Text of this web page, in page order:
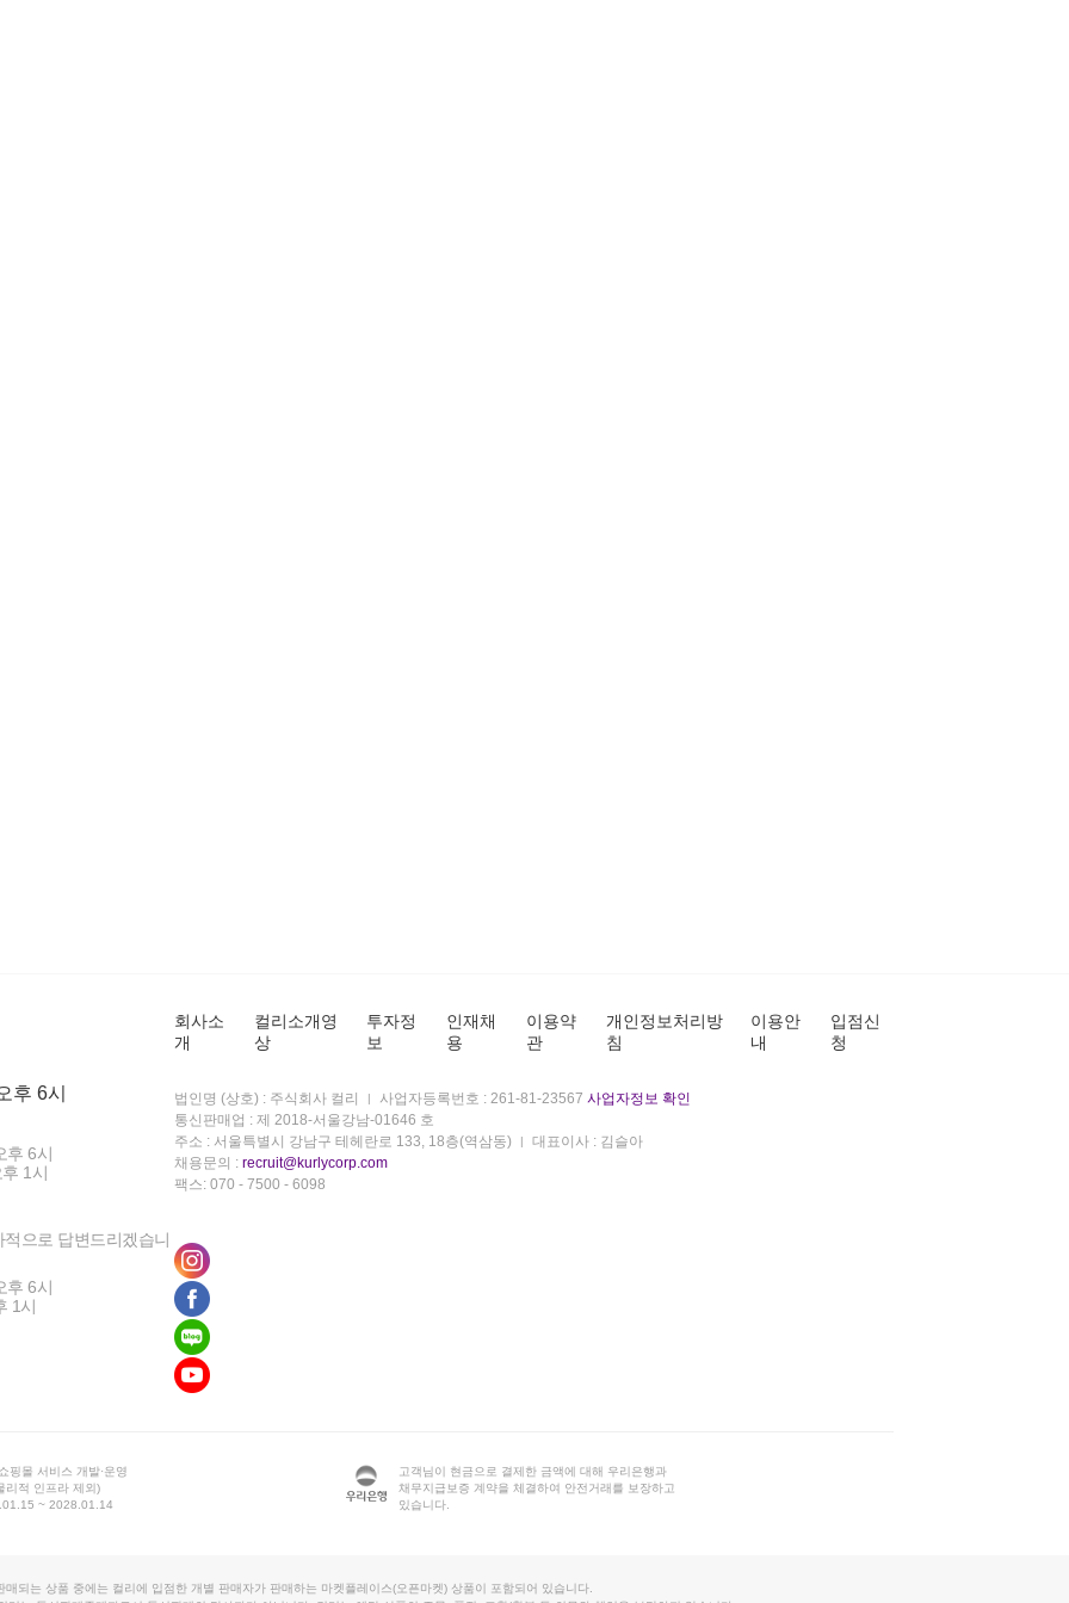
후 6시
후 6시
1시
으로 답변드리겠습니
후 6시
1시
회사소
개
컬리소개영
상
투자정
보
인재채
용
이용약
관
개인정보처리방
침
이용안
내
입점신
청
법인명 (상호) : 주식회사 컬리 사업자등록번호 : 261-81-23567 사업자정보 확인
통신판매업 : 제 2018-서울강남-01646 호
주소 : 서울특별시 강남구 테헤란로 133, 18층(역삼동)
대표이사 : 김슬아
채용문의 : recruit@kurlycorp.com
팩스: 070 - 7500 - 6098
핑몰 서비스 개발·운영
리적 인프라 제외)
~ 2028.01.14
고객님이 현금으로 결제한 금액에 대해 우리은행과
채무지급보증 계약을 체결하여 안전거래를 보장하고
있습니다.
매되는 상품 중에는 컬리에 입점한 개별 판매자가 판매하는 마켓플레이스(오픈마켓) 상품이 포함되어 있습니다.